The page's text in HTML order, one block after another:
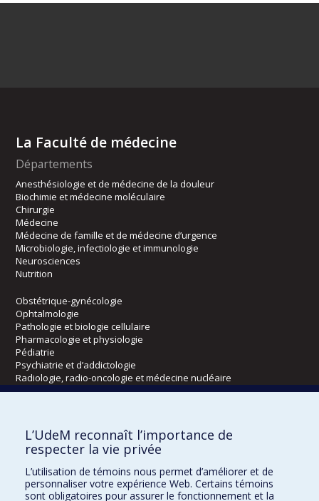
La Faculté de médecine
Départements
Anesthésiologie et de médecine de la douleur
Biochimie et médecine moléculaire
Chirurgie
Médecine
Médecine de famille et de médecine d’urgence
Microbiologie, infectiologie et immunologie
Neurosciences
Nutrition
Obstétrique-gynécologie
Ophtalmologie
Pathologie et biologie cellulaire
Pharmacologie et physiologie
Pédiatrie
Psychiatrie et d’addictologie
Radiologie, radio-oncologie et médecine nucléaire
Kinésiologie et des sciences de l’activité physique
Orthophonie et audiologie
Réadaptation
L’UdeM reconnaît l’importance de
respecter la vie privée
L’utilisation de témoins nous permet d’améliorer et de
personnaliser votre expérience Web. Certains témoins
sont obligatoires pour assurer le fonctionnement et la